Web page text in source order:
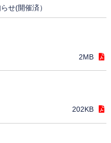
せ(開催済）
2MB
202KB